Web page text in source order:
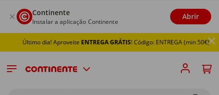
Continente
Instalar a aplicação Continente
Abrir
Último dia! AproveiteENTREGA GRÁTIS! Código: ENTREGA (min 50€)